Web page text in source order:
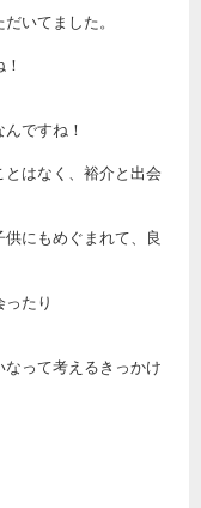
いてました。
ですね！
はなく、裕介と出会
にもめぐまれて、良
たり
って考えるきっかけ